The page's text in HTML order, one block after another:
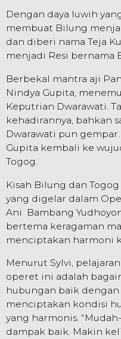
Dengan daya luwih
membuat Bilung
dan diberi nama Teja
menjadi Resi bernama
Berbekal mantra aji
Nindya Gupita,
Keputrian Dwarawati.
kehadirannya, bahkan
Dwarawati pun
Gupita kembali ke
Togog.
Kisah Bilung dan
yang digelar dalam
Ani Bambang
bertema keragaman
menciptakan harmoni
Menurut Sylvi,
operet ini adalah
hubungan baik dengan
menciptakan kondisi
yang harmonis.
dampak baik. Makin